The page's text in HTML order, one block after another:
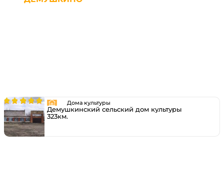
Дома культуры
Демушкинский сельский дом культуры
323км.